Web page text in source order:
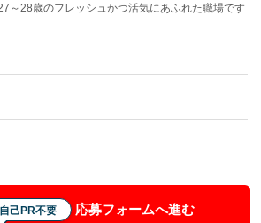
～28歳のフレッシュかつ活気にあふれた職場です
己PR不要 応募フォームへ進む